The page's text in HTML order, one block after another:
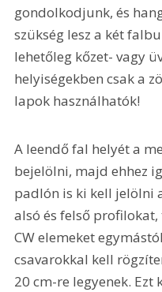
gondolkodjunk, és
szükség lesz a két
lehetőleg kőzet- vagy
helyiségekben csak a
lapok használhatók!
A leendő fal helyét a
bejelölni, majd ehhez
padlón is ki kell jelölni
alsó és felső
CW elemeket
csavarokkal kell
20 cm-re legyenek. Ezt